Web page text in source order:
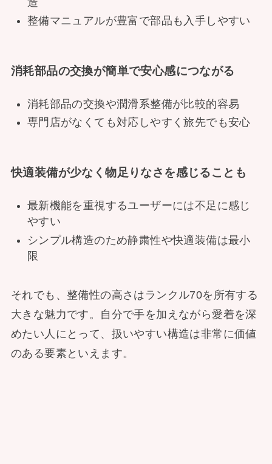
整備マニュアルが豊富で部品も入手しやすい
消耗部品の交換が簡単で安心感につながる
消耗部品の交換や潤滑系整備が比較的容易
専門店がなくても対応しやすく旅先でも安心
快適装備が少なく物足りなさを感じることも
最新機能を重視するユーザーには不足に感じ
やすい
シンプル構造のため静粛性や快適装備は最小
限
それでも、整備性の高さはランクル70を所有する
大きな魅力です。自分で手を加えながら愛着を深
めたい人にとって、扱いやすい構造は非常に価値
のある要素といえます。